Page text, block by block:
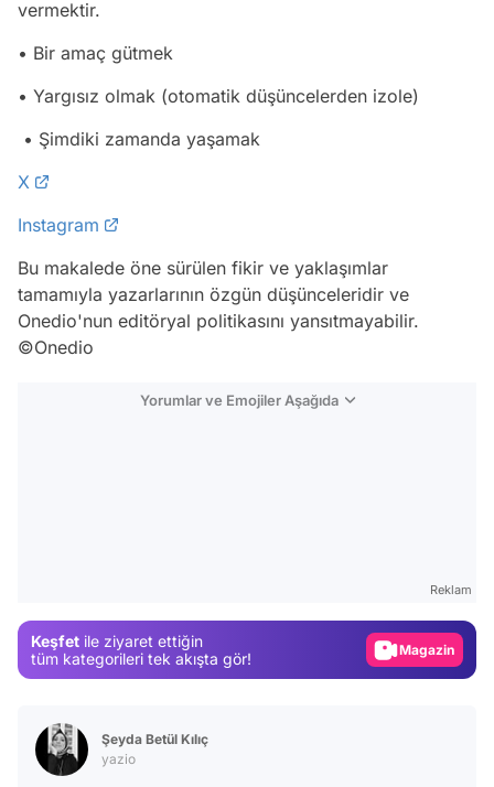
vermektir.
• Bir amaç gütmek
• Yargısız olmak (otomatik düşüncelerden izole)
• Şimdiki zamanda yaşamak
X
Instagram
Bu makalede öne sürülen fikir ve yaklaşımlar
tamamıyla yazarlarının özgün düşünceleridir ve
Onedio'nun editöryal politikasını yansıtmayabilir.
©Onedio
Yorumlar ve Emojiler Aşağıda
Reklam
Keşfet ile ziyaret ettiğin
tüm kategorileri tek akışta gör!
Magazin
Şeyda Betül Kılıç
yazio